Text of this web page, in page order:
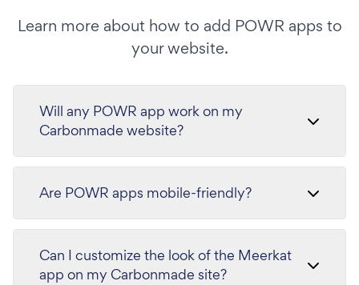
Learn more about how to add POWR apps to
your website.
Will any POWR app work on my
Carbonmade website?
Are POWR apps mobile-friendly?
Can I customize the look of the Meerkat
app on my Carbonmade site?